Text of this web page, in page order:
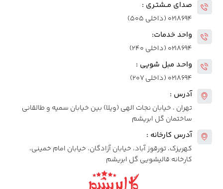
صدای مــشتـری :
۰۲۱۸۶۹۴ (داخلی ۵۰۵)
واحد خدمات:
۰۲۱۸۶۹۴ (داخلی ۲۴۰)
واحـد مبل شویی :
۰۲۱۸۶۹۴ (داخلی ۲۰۷)
آدرس :
تهران ، خیابان نجات الهی (ویلا) بین خیابان سمیه و طالقانی
ساختمان گل ابریشم
آدرس کارخانه :
کهریزک، تورقوز آباد، خیابان آزادگان، خیابان امام خمینی،
کارخانه قالیشویی گل ابریشم